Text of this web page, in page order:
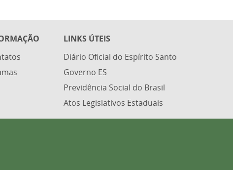
LINKS ÚTEIS
Diário Oficial do Espírito Santo
Governo ES
Previdência Social do Brasil
Atos Legislativos Estaduais